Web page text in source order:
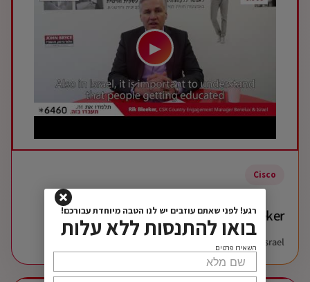
▶
Cisco
Rik Bleeker
Cisco Benelux & Israel
בואו להתנסות ללא עלות
השאירו פרטים
רגע! לפני שאתם עוזבים יש לנו הטבה מיוחדת עבורכם!